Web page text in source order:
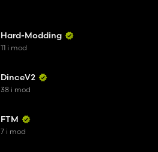
Hard-Modding
11 i mod
DinceV2
38 i mod
FTM
7 i mod